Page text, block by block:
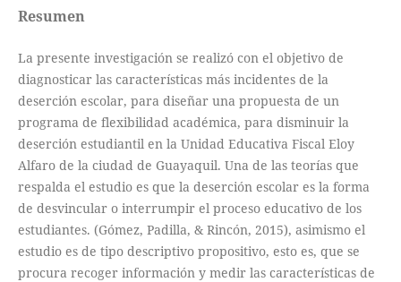
Resumen
La presente investigación se realizó con el objetivo de
diagnosticar las características más incidentes de la
deserción escolar, para diseñar una propuesta de un
programa de flexibilidad académica, para disminuir la
deserción estudiantil en la Unidad Educativa Fiscal Eloy
Alfaro de la ciudad de Guayaquil. Una de las teorías que
respalda el estudio es que la deserción escolar es la forma
de desvincular o interrumpir el proceso educativo de los
estudiantes. (Gómez, Padilla, & Rincón, 2015), asimismo el
estudio es de tipo descriptivo propositivo, esto es, que se
procura recoger información y medir las características de